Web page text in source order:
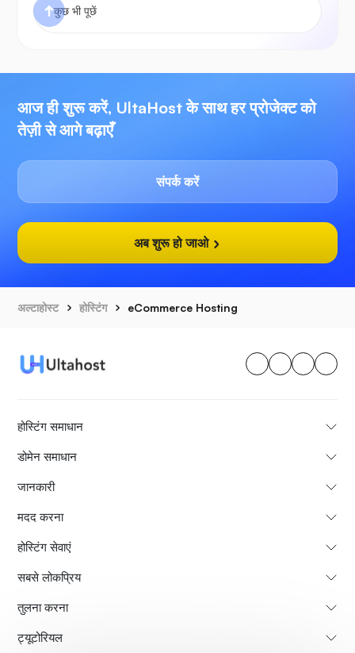
आज ही शुरू करें, UltaHost के साथ हर प्रोजेक्ट को
तेज़ी से आगे बढ़ाएँ
संपर्क करें
अब शुरू हो जाओ
अल्टाहोस्ट होस्टिंग eCommerce Hosting
होस्टिंग समाधान
डोमेन समाधान
जानकारी
मदद करना
होस्टिंग सेवाएं
सबसे लोकप्रिय
तुलना करना
ट्यूटोरियल